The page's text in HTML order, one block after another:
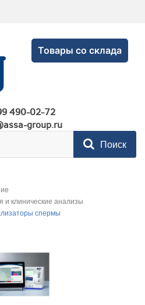
Товары со склада
490-02-72
group.ru
Поиск
и клинические анализы
спермы